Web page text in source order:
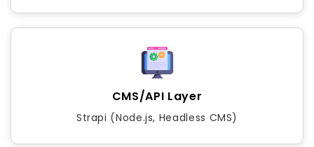
CMS/API Layer
Strapi (Node.js, Headless CMS)